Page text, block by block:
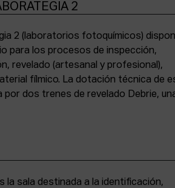
2
2 (laboratorios fotoquímicos)
para los procesos de inspección,
revelado (artesanal y profesional),
fílmico. La dotación técnica de
dos trenes de revelado Debrie,
& Howell (16 mm) y un analizador de
Filmlab Systems International
la sala destinada a la identificación,
de pequeño formato, cámara